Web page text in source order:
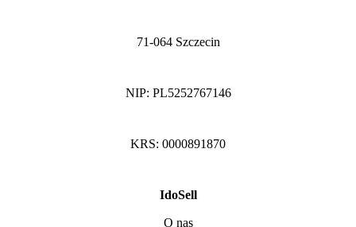
71-064 Szczecin
NIP: PL5252767146
KRS: 0000891870
IdoSell
O nas